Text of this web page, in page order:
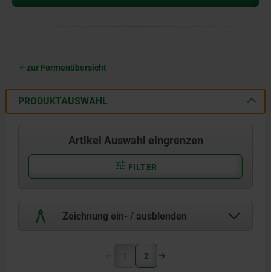
zur Formenübersicht
PRODUKTAUSWAHL
Artikel Auswahl eingrenzen
FILTER
Zeichnung ein- / ausblenden
1 2